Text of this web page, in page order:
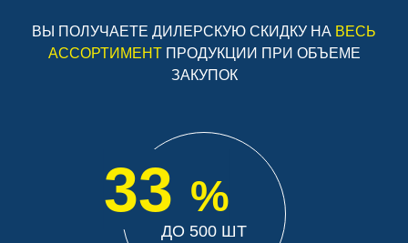
ВЫ ПОЛУЧАЕТЕ ДИЛЕРСКУЮ СКИДКУ НА ВЕСЬ
АССОРТИМЕНТПРОДУКЦИИ ПРИ ОБЪЕМЕ
ЗАКУПОК
33 %
ДО 500 ШТ